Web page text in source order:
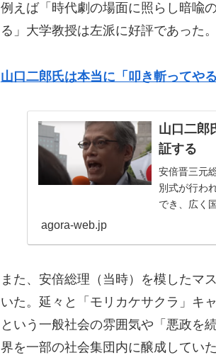
例えば「時代劇の場面に照らし暗喩
る」大学教授は左派に好評であった。
山口二郎氏は本当に「叩き斬ってや
山口二郎
証する
安倍晋三元
別式が行わ
でき、広く
agora-web.jp
また、安倍総理（当時）を模したマ
いた。延々と「モリカケサクラ」キ
という一般社会の雰囲気や「悪政を
界を一部の社会集団内に醸成していた